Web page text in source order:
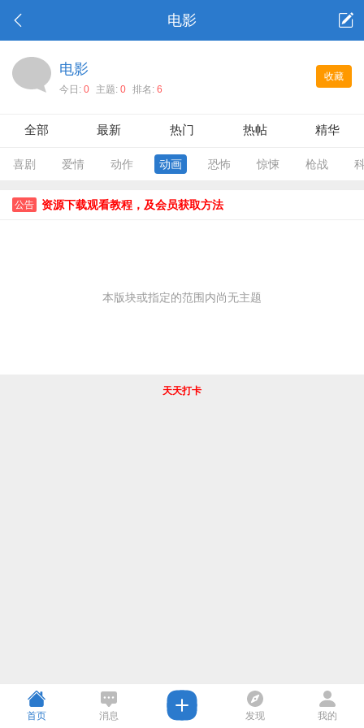
电影
收藏
电影
今日: 0 主题: 0 排名: 6
全部 最新 热门 热帖 精华
喜剧 爱情 动作 动画 恐怖 惊悚 枪战
公告 资源下载观看教程，及会员获取方法
本版块或指定的范围内尚无主题
天天打卡
首页 消息 发现 我的